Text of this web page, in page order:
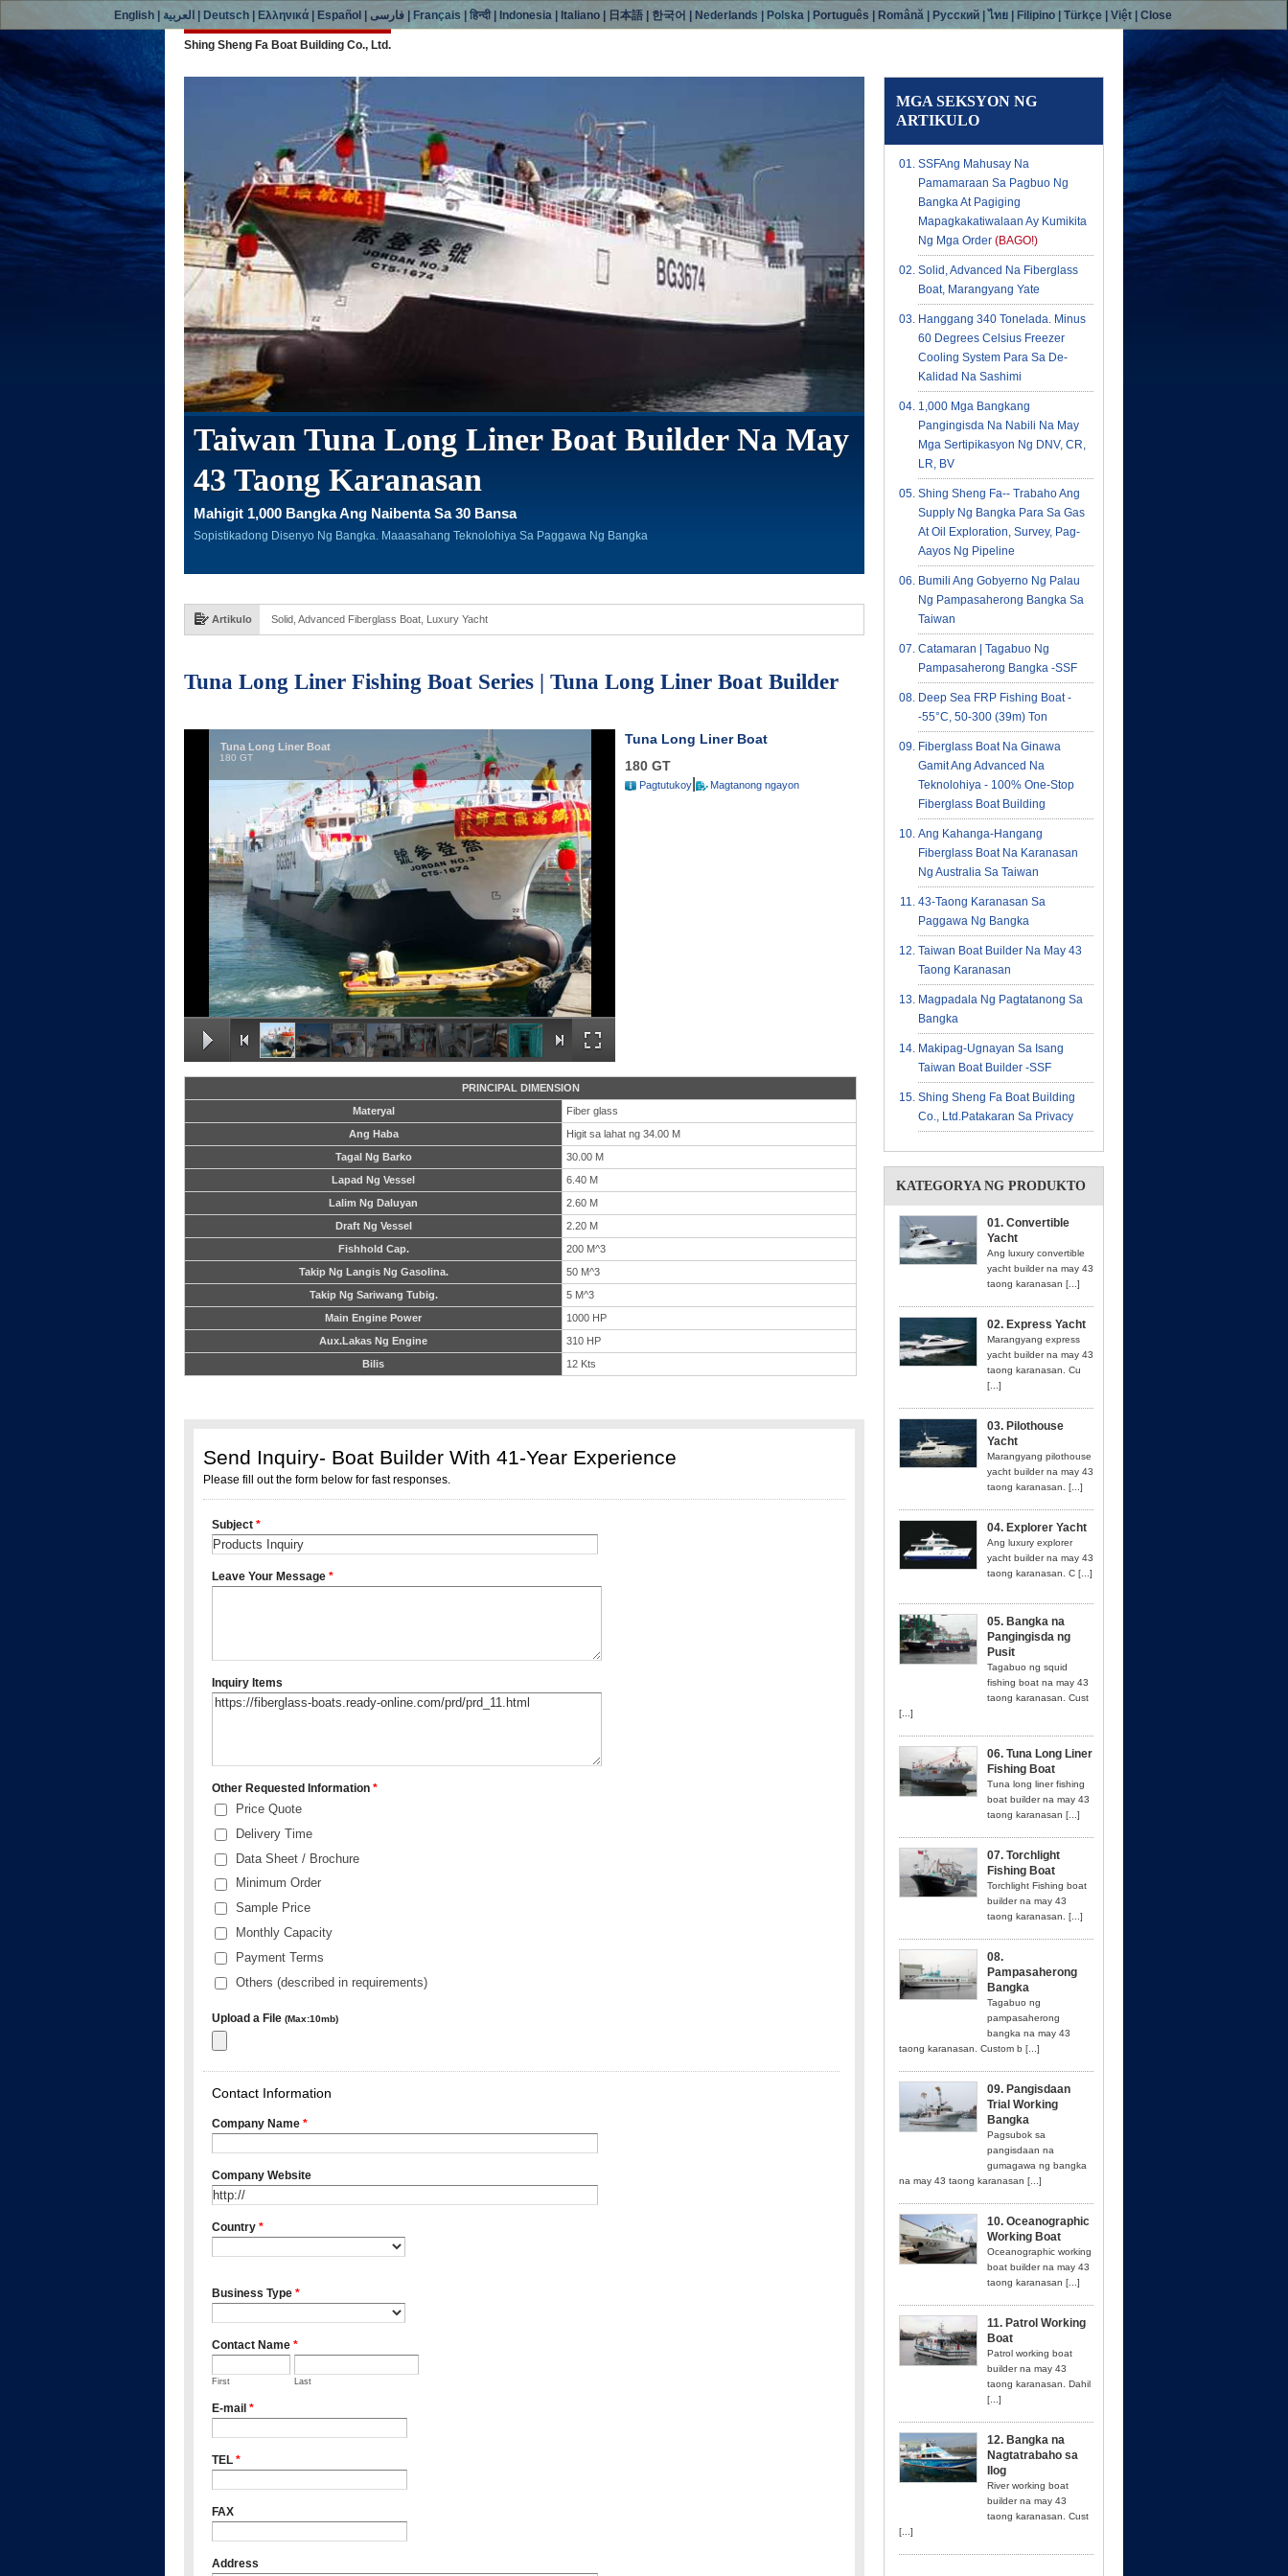
Shing Sheng Fa Boat Building Co., Ltd.
Taiwan Tuna Long Liner Boat Builder Na May
43 Taong Karanasan
Mahigit 1,000 Bangka Ang Naibenta Sa 30 Bansa
Sopistikadong Disenyo Ng Bangka. Maaasahang Teknolohiya Sa Paggawa Ng Bangka
Artikulo Solid, Advanced Fiberglass Boat, Luxury Yacht
Tuna Long Liner Fishing Boat Series | Tuna Long Liner Boat Builder
Tuna Long Liner Boat
180 GT
Tuna Long Liner Boat
180 GT
Pagtutukoy Magtanong ngayon
PRINCIPAL DIMENSION
Materyal
Fiber glass
Ang Haba
Higit sa lahat ng 34.00 M
Tagal Ng Barko
30.00 M
Lapad Ng Vessel
6.40 M
Lalim Ng Daluyan
2.60 M
Draft Ng Vessel
2.20 M
Fishhold Cap.
200 M^3
Takip Ng Langis Ng Gasolina.
50 M^3
Takip Ng Sariwang Tubig.
5 M^3
Main Engine Power
1000 HP
Aux.Lakas Ng Engine
310 HP
Bilis
12 Kts
MGA SEKSYON NG
ARTIKULO
SSFAng Mahusay Na
Pamamaraan Sa Pagbuo Ng
Bangka At Pagiging
Mapagkakatiwalaan Ay Kumikita
Ng Mga Order (BAGO!)
Solid, Advanced Na Fiberglass
Boat, Marangyang Yate
Hanggang 340 Tonelada. Minus
60 Degrees Celsius Freezer
Cooling System Para Sa De-
Kalidad Na Sashimi
1,000 Mga Bangkang
Pangingisda Na Nabili Na May
Mga Sertipikasyon Ng DNV, CR,
LR, BV
Shing Sheng Fa-- Trabaho Ang
Supply Ng Bangka Para Sa Gas
At Oil Exploration, Survey, Pag-
Aayos Ng Pipeline
Bumili Ang Gobyerno Ng Palau
Ng Pampasaherong Bangka Sa
Taiwan
Catamaran | Tagabuo Ng
Pampasaherong Bangka -SSF
Deep Sea FRP Fishing Boat -
-55°C, 50-300 (39m) Ton
Fiberglass Boat Na Ginawa
Gamit Ang Advanced Na
Teknolohiya - 100% One-Stop
Fiberglass Boat Building
Ang Kahanga-Hangang
Fiberglass Boat Na Karanasan
Ng Australia Sa Taiwan
43-Taong Karanasan Sa
Paggawa Ng Bangka
Taiwan Boat Builder Na May 43
Taong Karanasan
Magpadala Ng Pagtatanong Sa
Bangka
Makipag-Ugnayan Sa Isang
Taiwan Boat Builder -SSF
Shing Sheng Fa Boat Building
Co., Ltd.patakaran Sa Privacy
KATEGORYA NG PRODUKTO
01. Convertible
Yacht
Ang luxury convertible
yacht builder na may 43
taong karanasan [...]
02. Express Yacht
Marangyang express
yacht builder na may 43
taong karanasan. Cu
[...]
03. Pilothouse
Yacht
Marangyang pilothouse
yacht builder na may 43
taong karanasan. [...]
04. Explorer Yacht
Ang luxury explorer
yacht builder na may 43
taong karanasan. C [...]
05. Bangka na
Pangingisda ng
Pusit
Tagabuo ng squid
fishing boat na may 43
taong karanasan. Cust
[...]
06. Tuna Long Liner
Fishing Boat
Tuna long liner fishing
boat builder na may 43
taong karanasan [...]
07. Torchlight
Fishing Boat
Torchlight Fishing boat
builder na may 43
taong karanasan. [...]
08.
Pampasaherong
Bangka
Tagabuo ng
pampasaherong
bangka na may 43
taong karanasan. Custom b [...]
09. Pangisdaan
Trial Working
Bangka
Pagsubok sa
pangisdaan na
gumagawa ng bangka
na may 43 taong karanasan [...]
10. Oceanographic
Working Boat
Oceanographic working
boat builder na may 43
taong karanasan [...]
11. Patrol Working
Boat
Patrol working boat
builder na may 43
taong karanasan. Dahil
[...]
12. Bangka na
Nagtatrabaho sa
Ilog
River working boat
builder na may 43
taong karanasan. Cust
[...]
English العربية Deutsch Ελληνικά Español |فارسی Français |हिन्दी| Indonesia Italiano 日本語 한국어 Nederlands Polska Português Română Русский |ไทย Filipino |Türkçe |Việt |Close